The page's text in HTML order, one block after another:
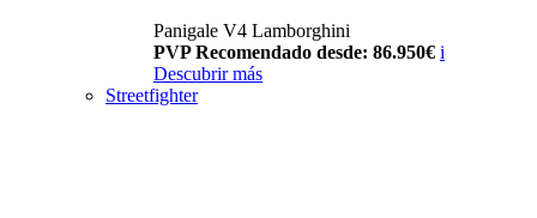
Panigale V4 Lamborghini
PVP Recomendado desde: 86.950€ i
Descubrir más
Streetfighter